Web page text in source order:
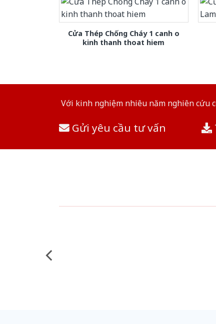
Cửa Thép Chống Cháy 1 canh o
kinh thanh thoat hiem
Với kinh nghiệm nhiêu năm nghiên cứu
Gửi yêu cầu tư vấn